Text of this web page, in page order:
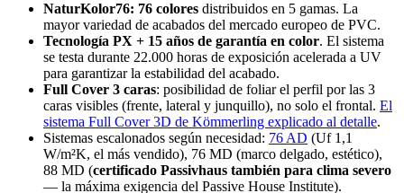
NaturKolor76: 76 colores distribuidos en 5 gamas. La
mayor variedad de acabados del mercado europeo de PVC.
Tecnología PX + 15 años de garantía en color. El sistema
se testa durante 22.000 horas de exposición acelerada a UV
para garantizar la estabilidad del acabado.
Full Cover 3 caras: posibilidad de foliar el perfil por las 3
caras visibles (frente, lateral y junquillo), no solo el frontal. El
sistema Full Cover 3D de Kömmerling explicado al detalle.
Sistemas escalonados según necesidad: 76 AD (Uf 1,1
W/m²K, el más vendido), 76 MD (marco delgado, estético),
88 MD (certificado Passivhaus también para clima severo
— la máxima exigencia del Passive House Institute).